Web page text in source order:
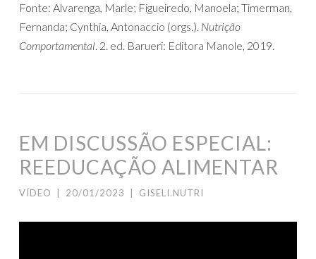
Fonte: Alvarenga, Marle; Figueiredo, Manoela; Timerman,
Fernanda; Cynthia, Antonaccio (orgs.). Nutrição
Comportamental. 2. ed. Barueri: Editora Manole, 2019.
EM DISCUSSÃO ESPECIAL:
REEDUCAÇÃO ALIMENTAR
VÍDEO 20/01/2023 GISELI.NUTRI